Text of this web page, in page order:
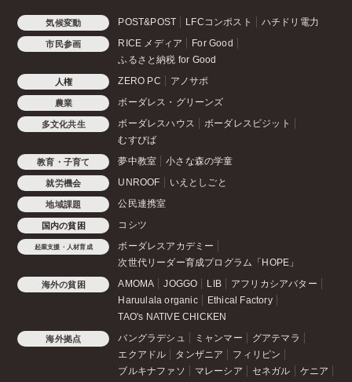
気候変動 POST&POST LFCコンポスト ハチドリ電力
市民参画 RICE メディア
For Good
ふるさと納税 for Good
人権 ZERO PC アノサポ
農業 ボーダレス・グリーンズ
多文化共生 ボーダレスハウス
ボーダレスビジット
むすびば
教育・子育て 夢中教室 小さな森の学童
就労機会 UNROOF いえとしごと
地域課題 公民連携室
国内の貧困 コシツ
起業支援・人材育成
ボーダレスアカデミー
次世代リーダー育成プログラム「HOPE」
海外の貧困 AMOMA JOGGO LIB
アフリカシアバター
Haruulala organic
Ethical Factory
TAO's NATIVE CHICKEN
海外拠点 バングラデシュ ミャンマー
グアテマラ
エクアドル
タンザニア
フィリピン
ブルキナファソ
マレーシア セネガル ケニア